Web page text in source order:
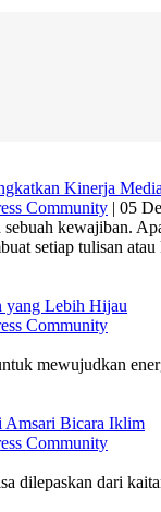
Kinerja Media
Community | 05
kewajiban.
setiap tulisan
yang Lebih Hijau
Community
mewujudkan
Bicara Iklim
Community
dari